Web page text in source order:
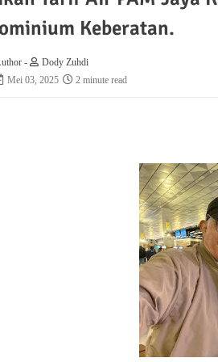
Keberatan.
-
Dody Zuhdi
Mei 03, 2025
2 minute read